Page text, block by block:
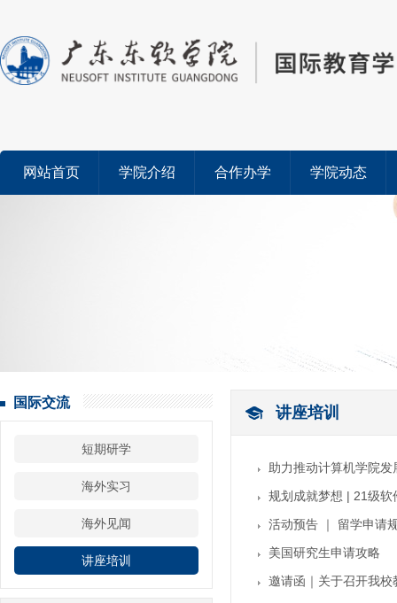
网站首页 学院介绍 合作办学 学院动态
国际交流
短期研学
海外实习
海外见闻
讲座培训
讲座培训
助力推动计算机学院发
规划成就梦想 | 21级
活动预告 ｜ 留学申请
美国研究生申请攻略
邀请函｜关于召开我